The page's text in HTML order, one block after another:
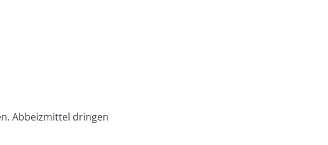
Abbeizmittel dringen